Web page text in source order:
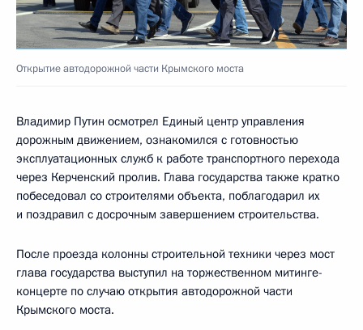
Открытие автодорожной части Крымского моста
Владимир Путин осмотрел Единый центр управления
дорожным движением, ознакомился с готовностью
эксплуатационных служб к работе транспортного перехода
через Керченский пролив. Глава государства также кратко
побеседовал со строителями объекта, поблагодарил их
и поздравил с досрочным завершением строительства.
После проезда колонны строительной техники через мост
глава государства выступил на торжественном митинге-
концерте по случаю открытия автодорожной части
Крымского моста.